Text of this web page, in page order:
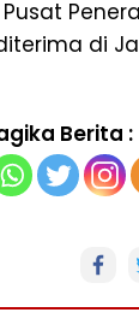
di
Berita :